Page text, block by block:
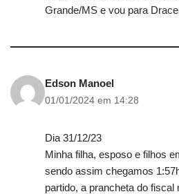
Grande/MS e vou para
Edson Manoel
01/01/2024 em 14:28
Dia 31/12/23
Minha filha, esposo e filhos
sendo assim chegamos
partido, a prancheta do